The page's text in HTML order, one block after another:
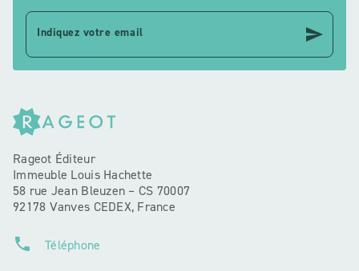
Indiquez votre email send
Rageot Éditeur
Immeuble Louis Hachette
58 rue Jean Bleuzen – CS 70007
92178 Vanves CEDEX, France
phone Téléphone